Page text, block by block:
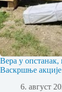
Вера у опстанак,
Васкршње
6. август